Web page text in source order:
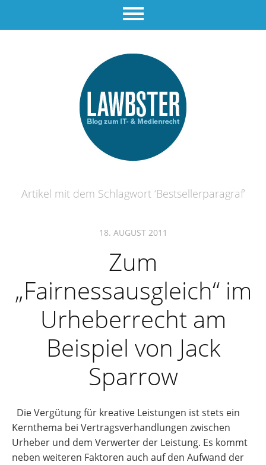
Artikel mit dem Schlagwort ‘Bestsellerparagraf’
18. AUGUST 2011
Zum
„Fairnessausgleich“ im
Urheberrecht am
Beispiel von Jack
Sparrow
Die Vergütung für kreative Leistungen ist stets ein
Kernthema bei Vertragsverhandlungen zwischen
Urheber und dem Verwerter der Leistung. Es kommt
neben weiteren Faktoren auch auf den Aufwand der